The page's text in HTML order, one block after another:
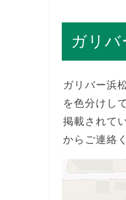
ガリバ
ガリバー浜
を色分けし
掲載されて
からご連絡